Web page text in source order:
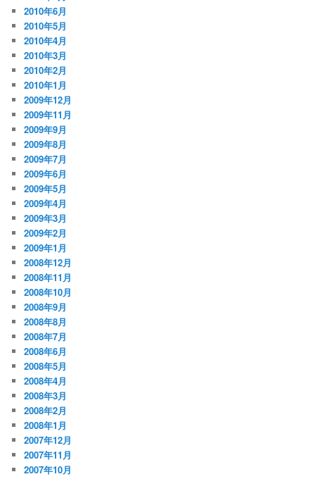
2010年6月
2010年5月
2010年4月
2010年3月
2010年2月
2010年1月
2009年12月
2009年11月
2009年9月
2009年8月
2009年7月
2009年6月
2009年5月
2009年4月
2009年3月
2009年2月
2009年1月
2008年12月
2008年11月
2008年10月
2008年9月
2008年8月
2008年7月
2008年6月
2008年5月
2008年4月
2008年3月
2008年2月
2008年1月
2007年12月
2007年11月
2007年10月